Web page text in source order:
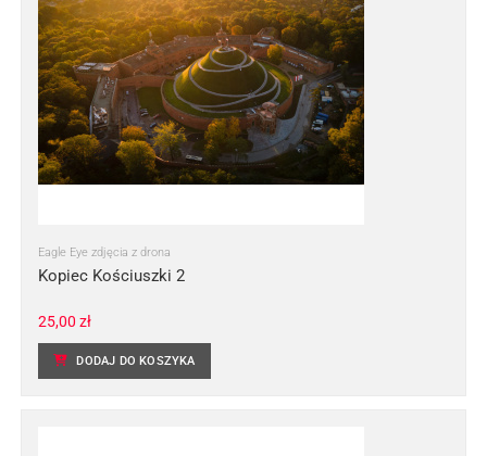
Eagle Eye zdjęcia z drona
Kopiec Kościuszki 2
25,00 zł
DODAJ DO KOSZYKA